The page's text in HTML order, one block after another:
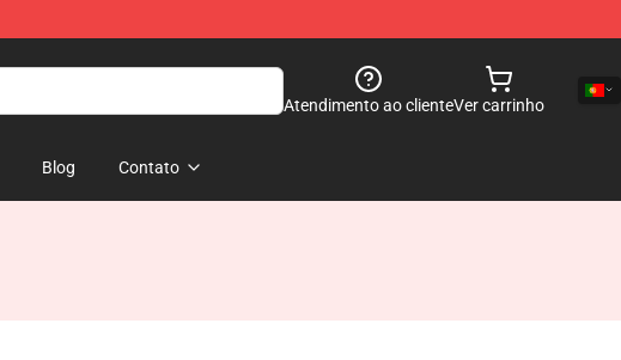
Atendimento ao clienteVer carrinho
Blog Contato